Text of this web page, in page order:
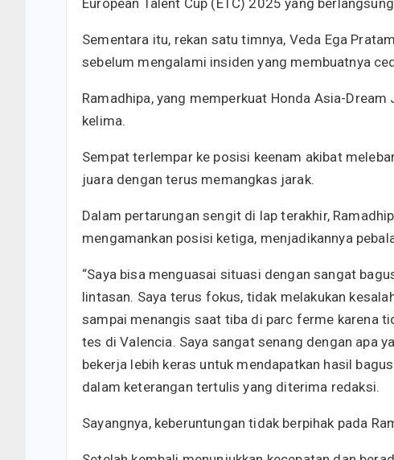
European Talent Cup (ETC) 2025 yang
Sementara itu, rekan satu timnya, Veda Ega
sebelum mengalami insiden yang membuatnya
Ramadhipa, yang memperkuat Honda Asia-
kelima.
Sempat terlempar ke posisi keenam akibat
juara dengan terus memangkas jarak.
Dalam pertarungan sengit di lap terakhir,
mengamankan posisi ketiga, menjadikannya
“Saya bisa menguasai situasi dengan sangat
lintasan. Saya terus fokus, tidak melakukan
sampai menangis saat tiba di parc ferme karena
tes di Valencia. Saya sangat senang dengan apa
bekerja lebih keras untuk mendapatkan hasil
dalam keterangan tertulis yang diterima redaksi.
Sayangnya, keberuntungan tidak berpihak pada